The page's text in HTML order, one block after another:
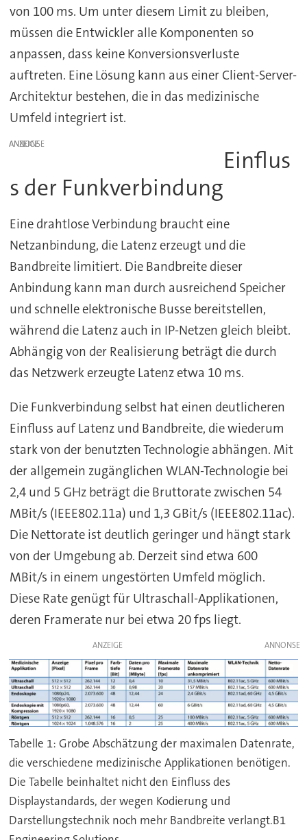
von 100 ms. Um unter diesem Limit zu bleiben,
müssen die Entwickler alle Komponenten so
anpassen, dass keine Konversionsverluste
auftreten. Eine Lösung kann aus einer Client-Server-
Architektur bestehen, die in das medizinische
Umfeld integriert ist.
ANZEIGE
Einflus
s der Funkverbindung
Eine drahtlose Verbindung braucht eine
Netzanbindung, die Latenz erzeugt und die
Bandbreite limitiert. Die Bandbreite dieser
Anbindung kann man durch ausreichend Speicher
und schnelle elektronische Busse bereitstellen,
während die Latenz auch in IP-Netzen gleich bleibt.
Abhängig von der Realisierung beträgt die durch
das Netzwerk erzeugte Latenz etwa 10 ms.
Die Funkverbindung selbst hat einen deutlicheren
Einfluss auf Latenz und Bandbreite, die wiederum
stark von der benutzten Technologie abhängen. Mit
der allgemein zugänglichen WLAN-Technologie bei
2,4 und 5 GHz beträgt die Bruttorate zwischen 54
MBit/s (IEEE802.11a) und 1,3 GBit/s (IEEE802.11ac).
Die Nettorate ist deutlich geringer und hängt stark
von der Umgebung ab. Derzeit sind etwa 600
MBit/s in einem ungestörten Umfeld möglich.
Diese Rate genügt für Ultraschall-Applikationen,
deren Framerate nur bei etwa 20 fps liegt.
ANZEIGE
Tabelle 1: Grobe Abschätzung der maximalen Datenrate,
die verschiedene medizinische Applikationen benötigen.
Die Tabelle beinhaltet nicht den Einfluss des
Displaystandards, der wegen Kodierung und
Darstellungstechnik noch mehr Bandbreite verlangt.B1